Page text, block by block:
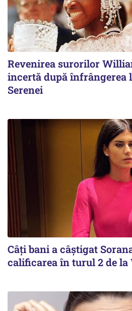
Revenirea surorilor
incertă după înfrângerea
Serenei
Câți bani a câștigat
calificarea în turul 2 de la